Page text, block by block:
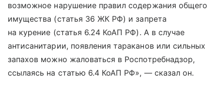
возможное нарушение правил содержания общего
имущества (статья 36 ЖК РФ) и запрета
на курение (статья 6.24 КоАП РФ). А в случае
антисанитарии, появления тараканов или сильных
запахов можно жаловаться в Роспотребнадзор,
ссылаясь на статью 6.4 КоАП РФ», — сказал он.